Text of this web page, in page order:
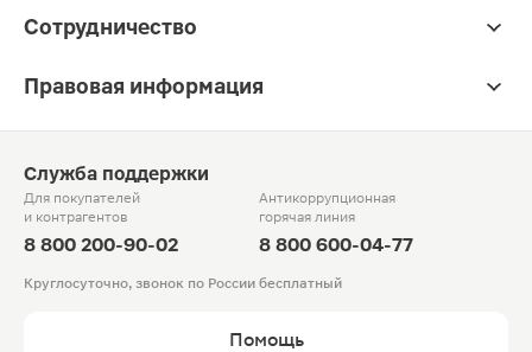
Сотрудничество
Правовая информация
Служба поддержки
Для покупателей
и контрагентов
8 800 200-90-02
Антикоррупционная
горячая линия
8 800 600-04-77
Круглосуточно, звонок по России бесплатный
Помощь